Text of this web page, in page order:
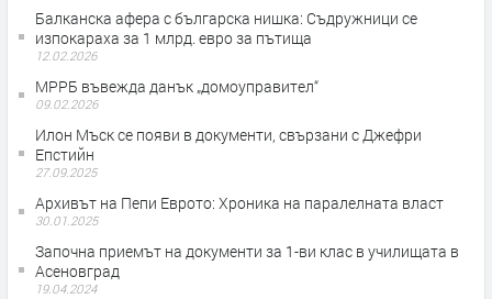
Балканска афера с българска нишка: Съдружници се
изпокараха за 1 млрд. евро за пътища
12.02.2026
МРРБ въвежда данък „домоуправител“
09.02.2026
Илон Мъск се появи в документи, свързани с Джефри
Епстийн
27.09.2025
Архивът на Пепи Еврото: Хроника на паралелната власт
30.01.2025
Започна приемът на документи за 1-ви клас в училищата в
Асеновград
19.04.2024